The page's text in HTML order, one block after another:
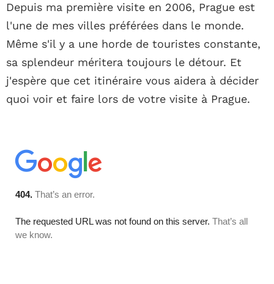
Depuis ma première visite en 2006, Prague est
l'une de mes villes préférées dans le monde.
Même s'il y a une horde de touristes constante,
sa splendeur méritera toujours le détour. Et
j'espère que cet itinéraire vous aidera à décider
quoi voir et faire lors de votre visite à Prague.